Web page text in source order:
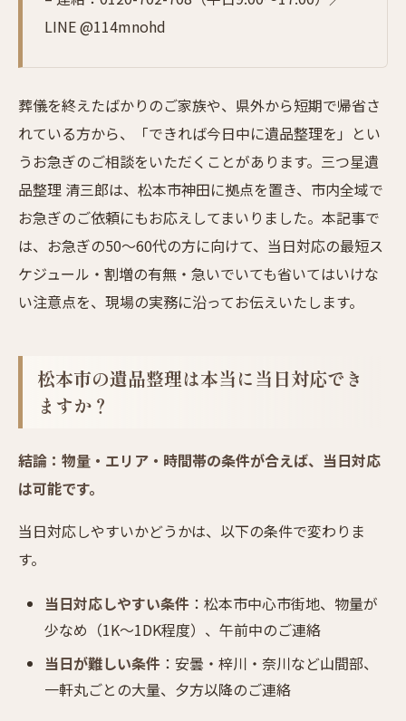
LINE @114mnohd
葬儀を終えたばかりのご家族や、県外から短期で帰省さ
れている方から、「できれば今日中に遺品整理を」とい
うお急ぎのご相談をいただくことがあります。三つ星遺
品整理 清三郎は、松本市神田に拠点を置き、市内全域で
お急ぎのご依頼にもお応えしてまいりました。本記事で
は、お急ぎの50〜60代の方に向けて、当日対応の最短ス
ケジュール・割増の有無・急いでいても省いてはいけな
い注意点を、現場の実務に沿ってお伝えいたします。
松本市の遺品整理は本当に当日対応でき
ますか？
結論：物量・エリア・時間帯の条件が合えば、当日対応
は可能です。
当日対応しやすいかどうかは、以下の条件で変わりま
す。
当日対応しやすい条件 ：松本市中心市街地、物量が
少なめ（1K〜1DK程度）、午前中のご連絡
当日が難しい条件 ：安曇・梓川・奈川など山間部、
一軒丸ごとの大量、夕方以降のご連絡